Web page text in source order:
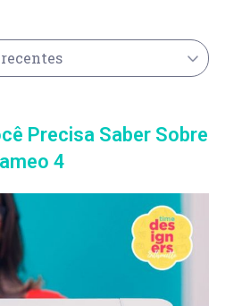
Precisa Saber Sobre
4